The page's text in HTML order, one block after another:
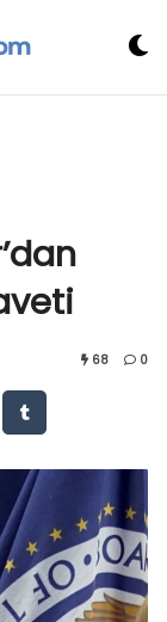
68 0